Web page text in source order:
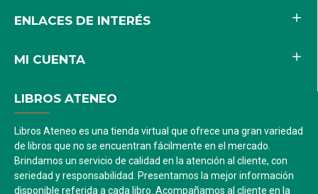
ENLACES DE INTERÉS
MI CUENTA
LIBROS ATENEO
Libros Ateneo es una tienda virtual que ofrece una gran variedad
de libros que no se encuentran fácilmente en el mercado.
Brindamos un servicio de calidad en la atención al cliente, con
seriedad y responsabilidad. Presentamos la mejor información
disponible referida a cada libro. Acompañamos al cliente en la